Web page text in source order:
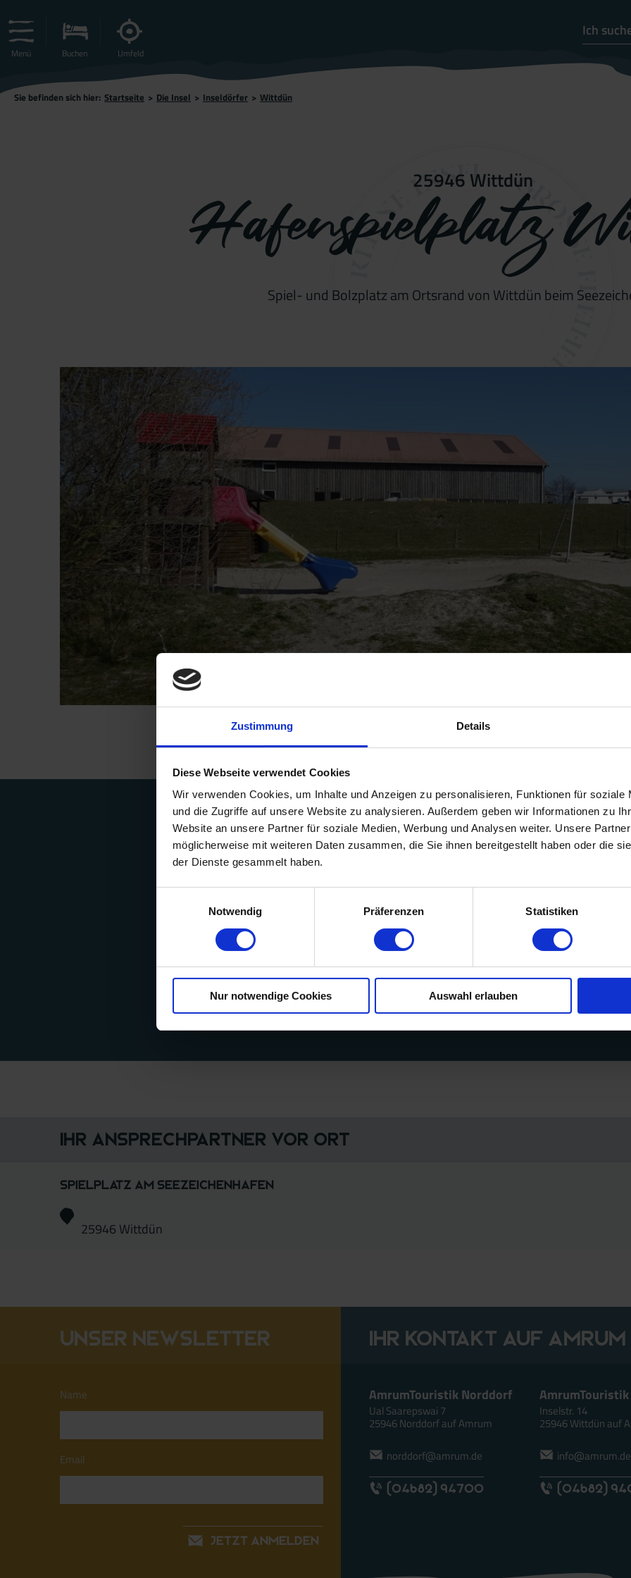
Zustimmung Details
Diese Webseite verwendet Cookies
Wir verwenden Cookies, um Inhalte und Anzeigen zu personalisieren, Funktionen für soziale
und die Zugriffe auf unsere Website zu analysieren. Außerdem geben wir Informationen zu
Website an unsere Partner für soziale Medien, Werbung und Analysen weiter. Unsere
möglicherweise mit weiteren Daten zusammen, die Sie ihnen bereitgestellt haben oder die
der Dienste gesammelt haben.
Notwendig
Präferenzen Statistiken
Nur notwendige Cookies Auswahl erlauben
Menü Buchen Umfeld
Sie befinden sich hier: Startseite > Die Insel > Inseldörfer > Wittdün
25946 Wittdün
Hafenspielplatz
Spiel- und Bolzplatz am Ortsrand von Wittdün beim
Ihr Ansprechpartner vor Ort
Spielplatz am Seezeichenhafen
25946 Wittdün
Unser Newsletter Ihr Kontakt auf Amrum
Name
Email
JETZT ANMELDEN
AmrumTouristik Norddorf
Ual Saarepswai 7
25946 Norddorf auf Amrum
norddorf@amrum.de
(04682) 94700
Inselstr. 14
25946 Wittdün auf
info@amrum.de
(04682)